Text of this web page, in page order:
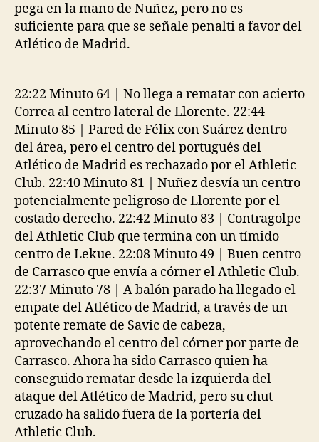
pega en la mano de Nuñez, pero no es
suficiente para que se señale penalti a favor del
Atlético de Madrid.
22:22 Minuto 64 | No llega a rematar con acierto
Correa al centro lateral de Llorente. 22:44
Minuto 85 | Pared de Félix con Suárez dentro
del área, pero el centro del portugués del
Atlético de Madrid es rechazado por el Athletic
Club. 22:40 Minuto 81 | Nuñez desvía un centro
potencialmente peligroso de Llorente por el
costado derecho. 22:42 Minuto 83 | Contragolpe
del Athletic Club que termina con un tímido
centro de Lekue. 22:08 Minuto 49 | Buen centro
de Carrasco que envía a córner el Athletic Club.
22:37 Minuto 78 | A balón parado ha llegado el
empate del Atlético de Madrid, a través de un
potente remate de Savic de cabeza,
aprovechando el centro del córner por parte de
Carrasco. Ahora ha sido Carrasco quien ha
conseguido rematar desde la izquierda del
ataque del Atlético de Madrid, pero su chut
cruzado ha salido fuera de la portería del
Athletic Club.